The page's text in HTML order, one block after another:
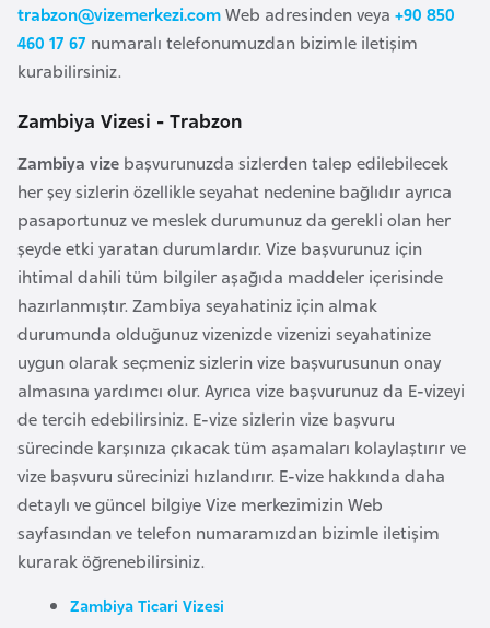
trabzon@vizemerkezi.comWeb adresinden veya +90 850
460 17 67 numaralı telefonumuzdan bizimle iletişim
kurabilirsiniz.
Zambiya Vizesi - Trabzon
Zambiya vize başvurunuzda sizlerden talep edilebilecek
her şey sizlerin özellikle seyahat nedenine bağlıdır ayrıca
pasaportunuz ve meslek durumunuz da gerekli olan her
şeyde etki yaratan durumlardır. Vize başvurunuz için
ihtimal dahili tüm bilgiler aşağıda maddeler içerisinde
hazırlanmıştır. Zambiya seyahatiniz için almak
durumunda olduğunuz vizenizde vizenizi seyahatinize
uygun olarak seçmeniz sizlerin vize başvurusunun onay
almasına yardımcı olur. Ayrıca vize başvurunuz da E-vizeyi
de tercih edebilirsiniz. E-vize sizlerin vize başvuru
sürecinde karşınıza çıkacak tüm aşamaları kolaylaştırır ve
vize başvuru sürecinizi hızlandırır. E-vize hakkında daha
detaylı ve güncel bilgiye Vize merkezimizin Web
sayfasından ve telefon numaramızdan bizimle iletişim
kurarak öğrenebilirsiniz.
Zambiya Ticari Vizesi
Ç
C
m
h
u
r
i
y
e
t
i
e
z
a